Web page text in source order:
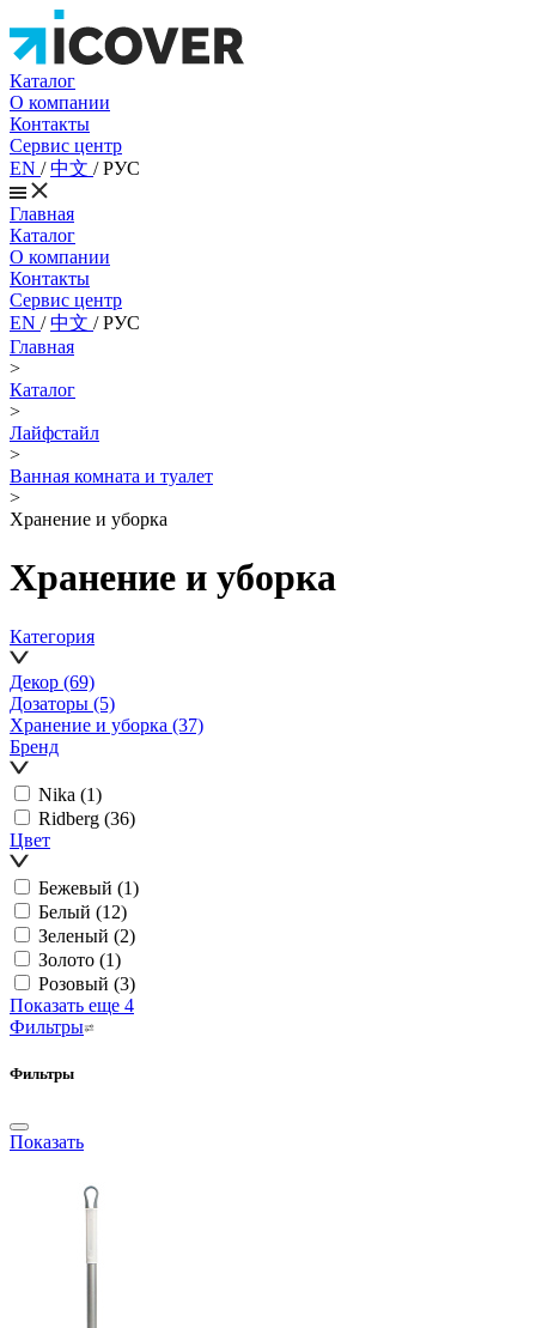
Каталог
О компании
Контакты
Сервис центр
EN /中文 /РУС
Главная
Каталог
О компании
Контакты
Сервис центр
EN /中文 /РУС
Главная
>
Каталог
>
Лайфстайл
>
Ванная комната и туалет
>
Хранение и уборка
Хранение и уборка
Категория
Декор (69)
Дозаторы (5)
Хранение и уборка (37)
Бренд
Nika (1)
Ridberg (36)
Цвет
Бежевый (1)
Белый (12)
Зеленый (2)
Золото (1)
Розовый (3)
Показать еще 4
Фильтры
Фильтры
Показать